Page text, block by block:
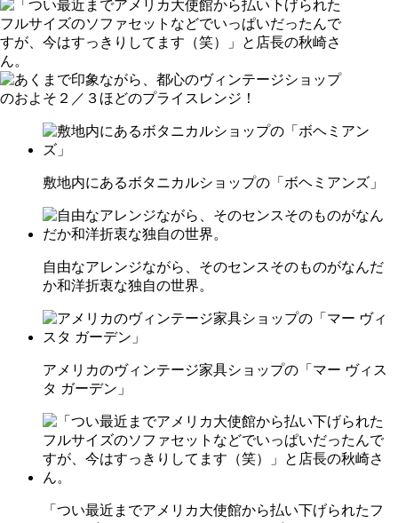
敷地内にあるボタニカルショップの「ボヘミアンズ」
自由なアレンジながら、そのセンスそのものがなんだ
か和洋折衷な独自の世界。
アメリカのヴィンテージ家具ショップの「マー ヴィス
タ ガーデン」
「つい最近までアメリカ大使館から払い下げられたフ